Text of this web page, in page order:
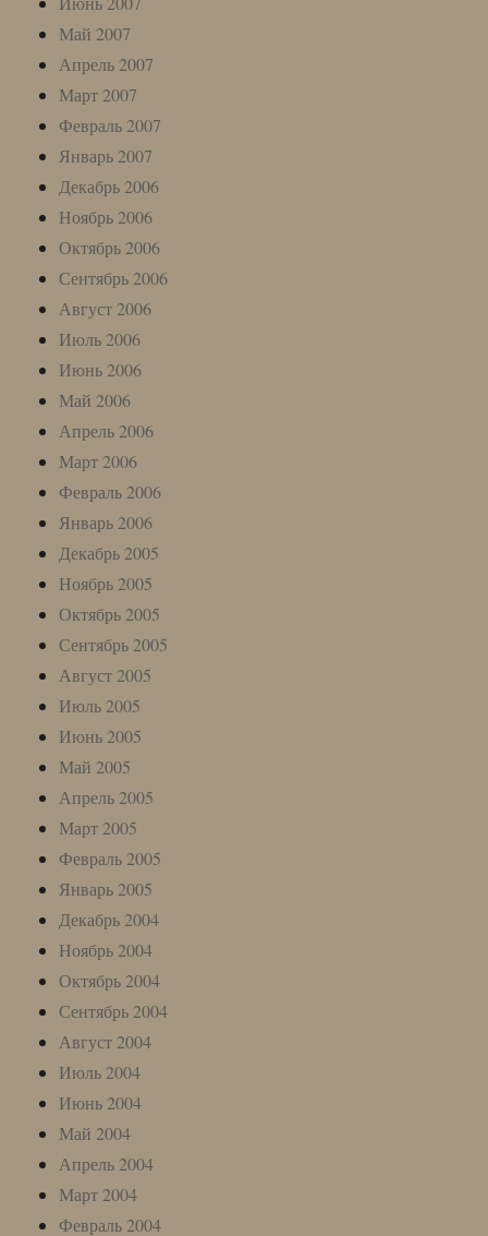
Май 2007
Апрель 2007
Март 2007
Февраль 2007
Январь 2007
Декабрь 2006
Ноябрь 2006
Октябрь 2006
Сентябрь 2006
Август 2006
Июль 2006
Июнь 2006
Май 2006
Апрель 2006
Март 2006
Февраль 2006
Январь 2006
Декабрь 2005
Ноябрь 2005
Октябрь 2005
Сентябрь 2005
Август 2005
Июль 2005
Июнь 2005
Май 2005
Апрель 2005
Март 2005
Февраль 2005
Январь 2005
Декабрь 2004
Ноябрь 2004
Октябрь 2004
Сентябрь 2004
Август 2004
Июль 2004
Июнь 2004
Май 2004
Апрель 2004
Март 2004
Февраль 2004